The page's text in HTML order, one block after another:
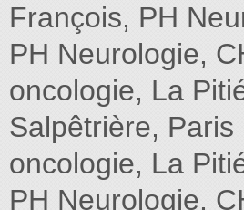
François, PH
PH Neurologie,
oncologie, La
Salpêtrière,
oncologie, La
PH Neurologie,